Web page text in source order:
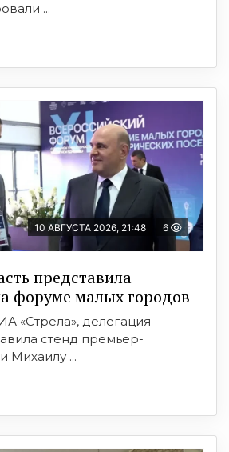
...
10 АВГУСТА 2026, 21:48 6
представила
форуме малых городов
«Стрела», делегация
стенд премьер-
Михаилу ...